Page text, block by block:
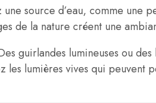
une source d’eau, comme une
de la nature créent une
guirlandes lumineuses ou
les lumières vives qui peuvent